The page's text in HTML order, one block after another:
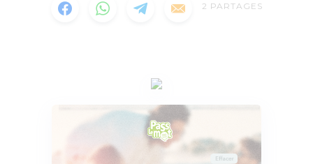
2 PARTAGES